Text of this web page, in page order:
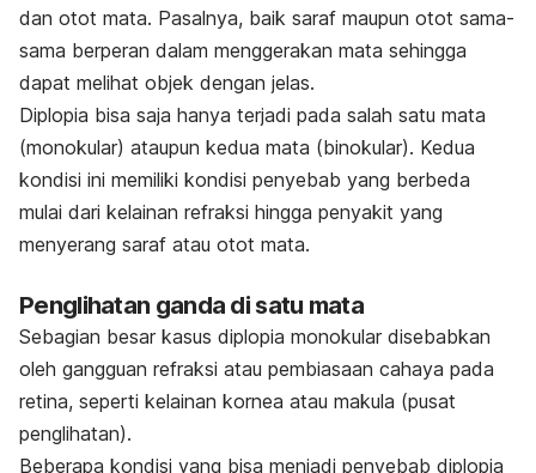
dan otot mata. Pasalnya, baik saraf maupun otot sama-
sama berperan dalam menggerakan mata sehingga
dapat melihat objek dengan jelas.
Diplopia bisa saja hanya terjadi pada salah satu mata
(monokular) ataupun kedua mata (binokular). Kedua
kondisi ini memiliki kondisi penyebab yang berbeda
mulai dari kelainan refraksi hingga penyakit yang
menyerang saraf atau otot mata.
Penglihatan ganda di satu mata
Sebagian besar kasus diplopia monokular disebabkan
oleh gangguan refraksi atau pembiasaan cahaya pada
retina, seperti kelainan kornea atau makula (pusat
penglihatan).
Beberapa kondisi yang bisa menjadi penyebab diplopia